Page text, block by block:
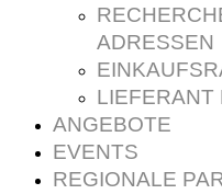
ADRESSEN
LIEFERANT
ANGEBOTE
EVENTS
REGIONALE